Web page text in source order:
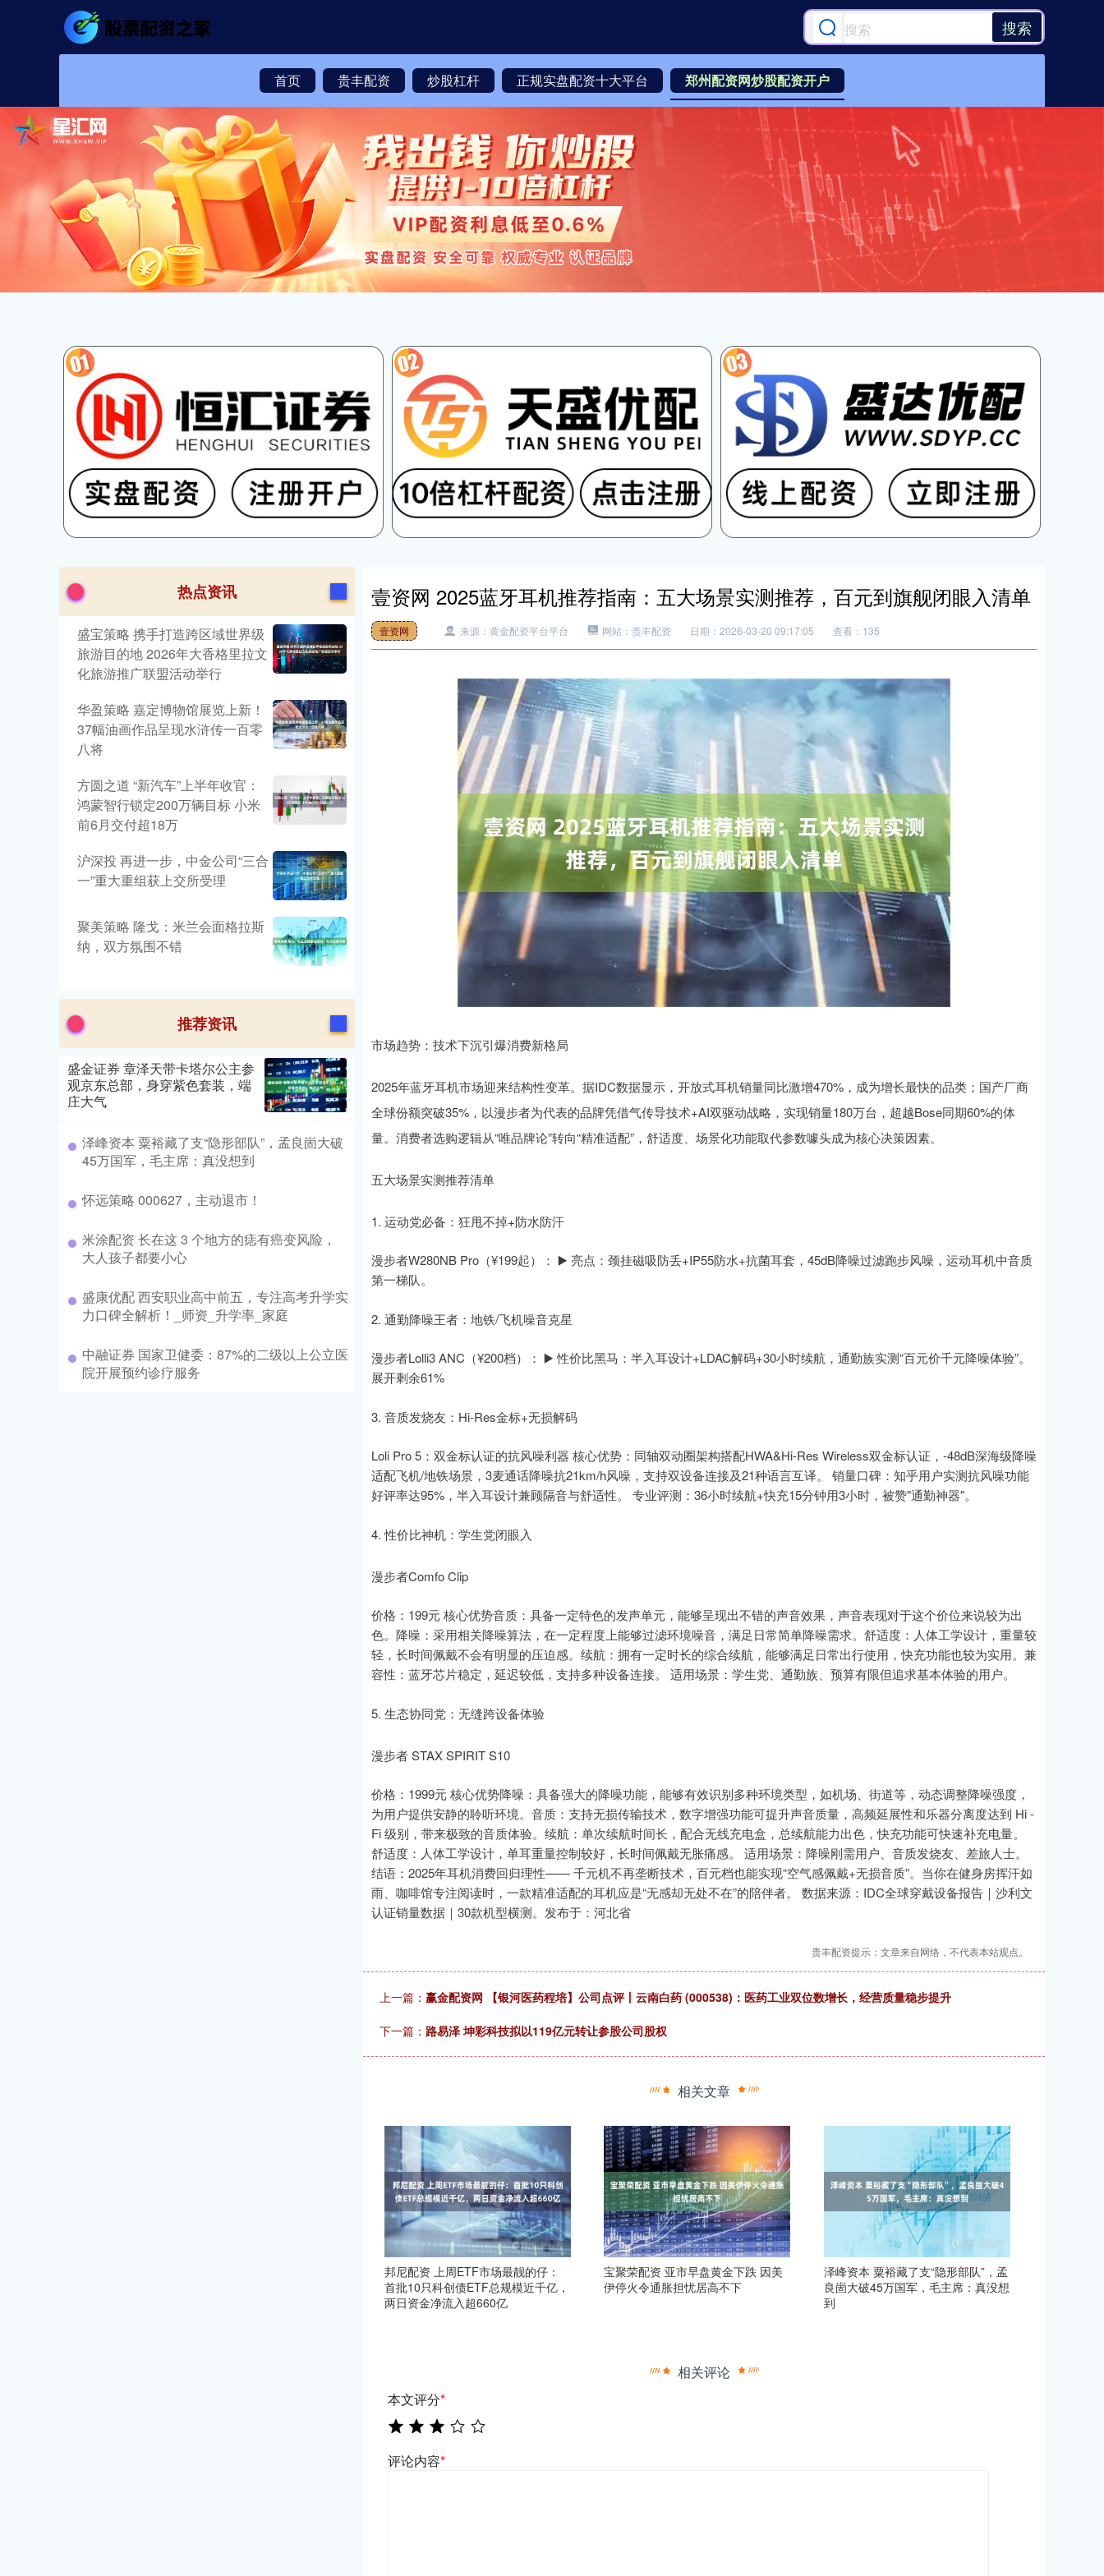
搜索
首页 贵丰配资 炒股杠杆 正规实盘配资十大平台 郑州配资网炒股配资开户
壹资网 2025蓝牙耳机推荐指南：五大场景实测推荐，百元到旗舰闭眼入清单
壹资网 来源：黄金配资平台平台 网站：贵丰配资 日期：2026-03-20 09:17:05 查看：135
市场趋势：技术下沉引爆消费新格局
2025年蓝牙耳机市场迎来结构性变革。据IDC数据显示，开放式耳机销量同比激增470%，成为增长最快的品类；国产厂商
全球份额突破35%，以漫步者为代表的品牌凭借气传导技术+AI双驱动战略，实现销量180万台，超越Bose同期60%的体
量。消费者选购逻辑从“唯品牌论”转向“精准适配”，舒适度、场景化功能取代参数噱头成为核心决策因素。
五大场景实测推荐清单
1. 运动党必备：狂甩不掉+防水防汗
漫步者W280NB Pro（¥199起）： ▶️ 亮点：颈挂磁吸防丢+IP55防水+抗菌耳套，45dB降噪过滤跑步风噪，运动耳机中音质
第一梯队。
2. 通勤降噪王者：地铁/飞机噪音克星
漫步者Lolli3 ANC（¥200档）： ▶️ 性价比黑马：半入耳设计+LDAC解码+30小时续航，通勤族实测“百元价千元降噪体验”。
展开剩余61%
3. 音质发烧友：Hi-Res金标+无损解码
Loli Pro 5：双金标认证的抗风噪利器 核心优势：同轴双动圈架构搭配HWA&Hi-Res Wireless双金标认证，-48dB深海级降噪
适配飞机/地铁场景，3麦通话降噪抗21km/h风噪，支持双设备连接及21种语言互译。 销量口碑：知乎用户实测抗风噪功能
好评率达95%，半入耳设计兼顾隔音与舒适性。 专业评测：36小时续航+快充15分钟用3小时，被赞"通勤神器"。
4. 性价比神机：学生党闭眼入
漫步者Comfo Clip
价格：199元 核心优势音质：具备一定特色的发声单元，能够呈现出不错的声音效果，声音表现对于这个价位来说较为出
色。降噪：采用相关降噪算法，在一定程度上能够过滤环境噪音，满足日常简单降噪需求。舒适度：人体工学设计，重量较
轻，长时间佩戴不会有明显的压迫感。续航：拥有一定时长的综合续航，能够满足日常出行使用，快充功能也较为实用。兼
容性：蓝牙芯片稳定，延迟较低，支持多种设备连接。 适用场景：学生党、通勤族、预算有限但追求基本体验的用户。
5. 生态协同党：无缝跨设备体验
漫步者 STAX SPIRIT S10
价格：1999元 核心优势降噪：具备强大的降噪功能，能够有效识别多种环境类型，如机场、街道等，动态调整降噪强度，
为用户提供安静的聆听环境。音质：支持无损传输技术，数字增强功能可提升声音质量，高频延展性和乐器分离度达到 Hi -
Fi 级别，带来极致的音质体验。续航：单次续航时间长，配合无线充电盒，总续航能力出色，快充功能可快速补充电量。
舒适度：人体工学设计，单耳重量控制较好，长时间佩戴无胀痛感。 适用场景：降噪刚需用户、音质发烧友、差旅人士。
结语：2025年耳机消费回归理性—— 千元机不再垄断技术，百元档也能实现“空气感佩戴+无损音质”。当你在健身房挥汗如
雨、咖啡馆专注阅读时，一款精准适配的耳机应是“无感却无处不在”的陪伴者。 数据来源：IDC全球穿戴设备报告｜沙利文
认证销量数据｜30款机型横测。发布于：河北省
贵丰配资提示：文章来自网络，不代表本站观点。
上一篇： 赢金配资网 【银河医药程培】公司点评丨云南白药 (000538)：医药工业双位数增长，经营质量稳步提升
下一篇： 路易泽 坤彩科技拟以119亿元转让参股公司股权
相关文章
邦尼配资 上周ETF市场最靓的仔：
首批10只科创债ETF总规模近千亿，
两日资金净流入超660亿
宝聚荣配资 亚市早盘黄金下跌 因美
伊停火令通胀担忧居高不下
泽峰资本 粟裕藏了支“隐形部队”，孟
良崮大破45万国军，毛主席：真没想
到
相关评论
本文评分*
评论内容*
热点资讯
盛宝策略 携手打造跨区域世界级
旅游目的地 2026年大香格里拉文
化旅游推广联盟活动举行
华盈策略 嘉定博物馆展览上新！
37幅油画作品呈现水浒传一百零
八将
方圆之道 “新汽车”上半年收官：
鸿蒙智行锁定200万辆目标 小米
前6月交付超18万
沪深投 再进一步，中金公司“三合
一”重大重组获上交所受理
聚美策略 隆戈：米兰会面格拉斯
纳，双方氛围不错
推荐资讯
盛金证券 章泽天带卡塔尔公主参
观京东总部，身穿紫色套装，端
庄大气
泽峰资本 粟裕藏了支“隐形部队”，孟良崮大破
45万国军，毛主席：真没想到
怀远策略 000627，主动退市！
米涂配资 长在这 3 个地方的痣有癌变风险，
大人孩子都要小心
盛康优配 西安职业高中前五，专注高考升学实
力口碑全解析！_师资_升学率_家庭
中融证券 国家卫健委：87%的二级以上公立医
院开展预约诊疗服务